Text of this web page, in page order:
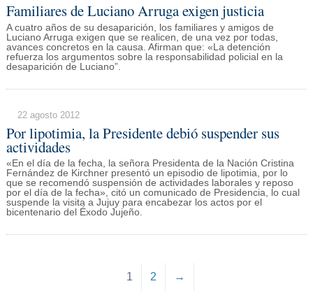
Familiares de Luciano Arruga exigen justicia
A cuatro años de su desaparición, los familiares y amigos de
Luciano Arruga exigen que se realicen, de una vez por todas,
avances concretos en la causa. Afirman que: «La detención
refuerza los argumentos sobre la responsabilidad policial en la
desaparición de Luciano”.
22 agosto 2012
Por lipotimia, la Presidente debió suspender sus
actividades
«En el día de la fecha, la señora Presidenta de la Nación Cristina
Fernández de Kirchner presentó un episodio de lipotimia, por lo
que se recomendó suspensión de actividades laborales y reposo
por el día de la fecha», citó un comunicado de Presidencia, lo cual
suspende la visita a Jujuy para encabezar los actos por el
bicentenario del Éxodo Jujeño.
1 2 →